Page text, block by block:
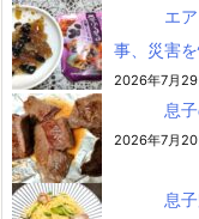
エ
事、災害
2026年7月29
息
2026年7月20
息